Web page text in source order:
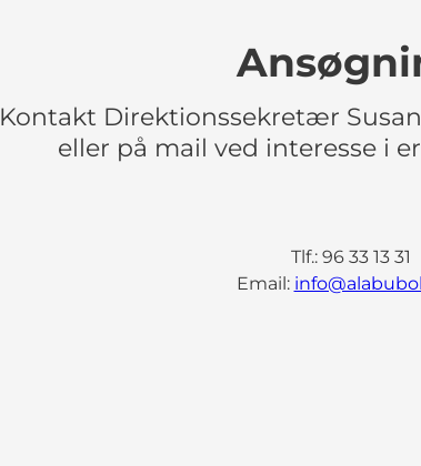
Kontakt Direktionssekretær
eller på mail ved interesse i
Tlf.: 96 33 13 31
Email: